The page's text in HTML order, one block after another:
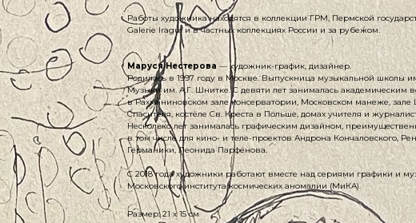
Работы художника находятся в коллекции ГРМ, Пермской
Galerie Iragui и в частных коллекциях России и за рубежом.
Маруся Нестерова— художник-график, дизайнер.
Родилась в 1997 году в Москве. Выпускница музыкальной школы
Музыки им. А.Г. Шнитке. С девяти лет занималась академическим
в Рахманиновском зале консерватории, Московском манеже,
Спасителя, костёле Св. Креста в Польше, домах учителя и
Несколько лет занималась графическим дизайном,
в том числе для кино- и теле-проектов Андрона Кончаловского,
Германики, Леонида Парфёнова.
С 2018 года художники работают вместе над сериями графики и
Московского института космических аномалии (МиКА).
Размер: 21 x 15 см